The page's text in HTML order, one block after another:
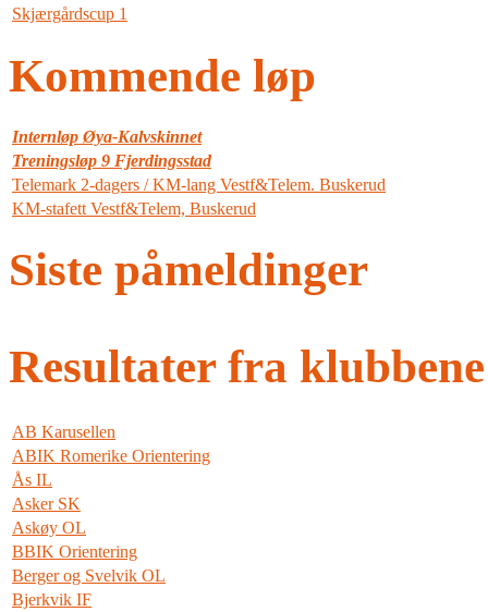
Skjærgårdscup 1
Kommende løp
Internløp Øya-Kalvskinnet
Treningsløp 9 Fjerdingsstad
Telemark 2-dagers / KM-lang Vestf&Telem. Buskerud
KM-stafett Vestf&Telem, Buskerud
Siste påmeldinger
Resultater fra klubbene
AB Karusellen
ABIK Romerike Orientering
Ås IL
Asker SK
Askøy OL
BBIK Orientering
Berger og Svelvik OL
Bjerkvik IF